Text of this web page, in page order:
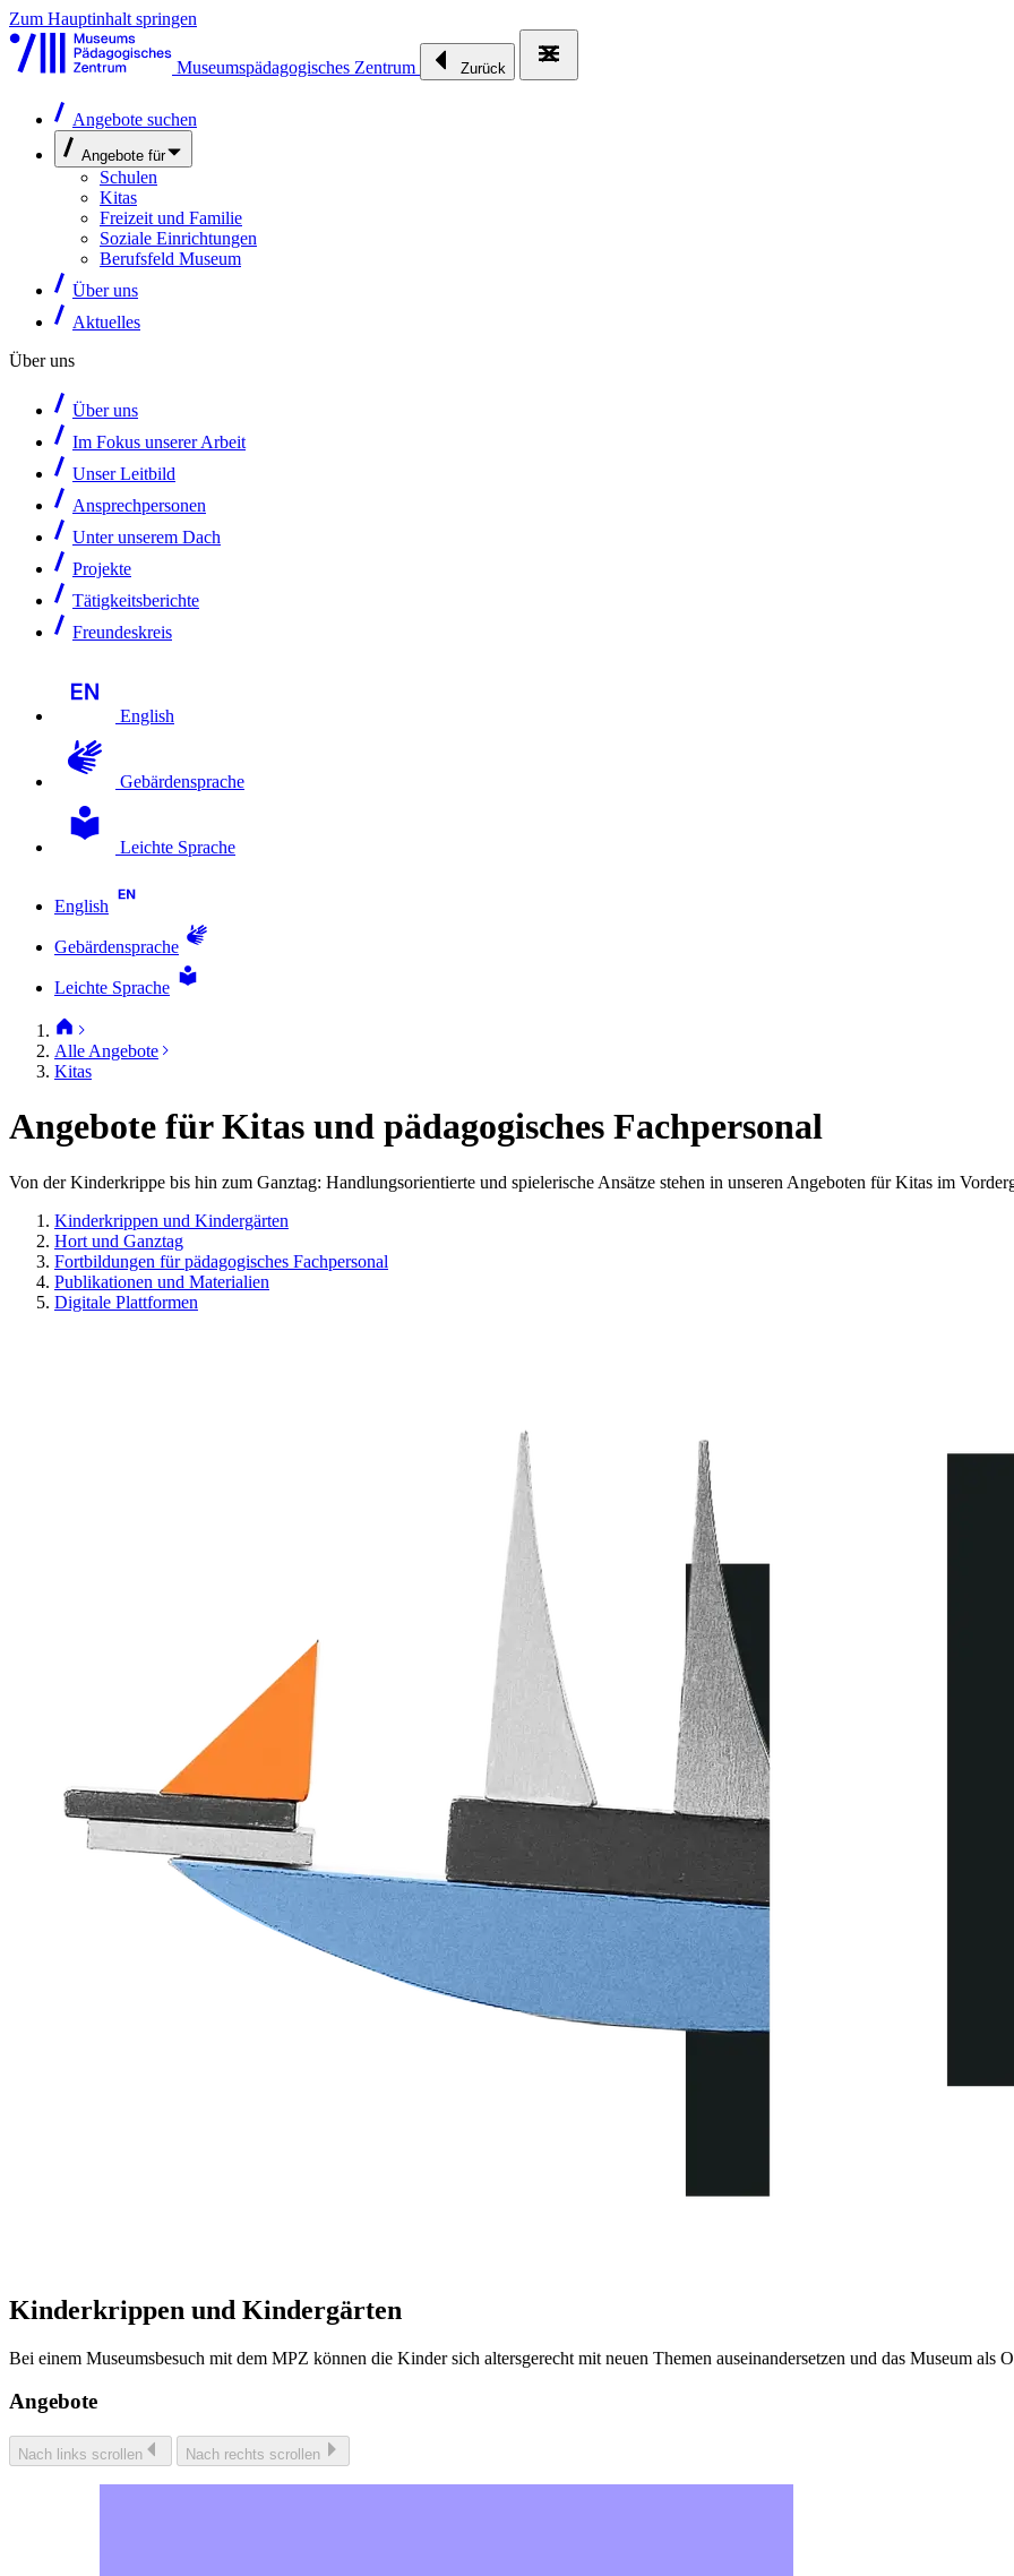
Zum Hauptinhalt springen
Museumspädagogisches Zentrum Zurück
Angebote suchen
Angebote für
Schulen
Kitas
Freizeit und Familie
Soziale Einrichtungen
Berufsfeld Museum
Über uns
Aktuelles
Über uns
Über uns
Im Fokus unserer Arbeit
Unser Leitbild
Ansprechpersonen
Unter unserem Dach
Projekte
Tätigkeitsberichte
Freundeskreis
English
Gebärdensprache
Leichte Sprache
English
Gebärdensprache
Leichte Sprache
Alle Angebote
Kitas
Angebote für Kitas und pädagogisches Fachpersonal
Von der Kinderkrippe bis hin zum Ganztag: Handlungsorientierte und spielerische Ansätze stehen in unseren Angeboten für Kitas im
Kinderkrippen und Kindergärten
Hort und Ganztag
Fortbildungen für pädagogisches Fachpersonal
Publikationen und Materialien
Digitale Plattformen
Kinderkrippen und Kindergärten
Bei einem Museumsbesuch mit dem MPZ können die Kinder sich altersgerecht mit neuen Themen auseinandersetzen und das Museum als
Angebote
Nach links scrollen Nach rechts scrollen